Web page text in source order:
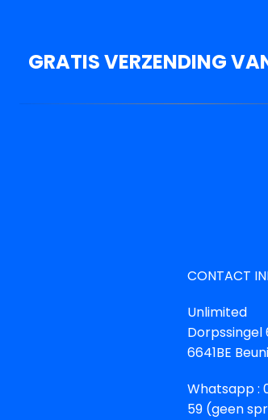
GRATIS VERZENDING
CONTACT
Unlimited
Dorpssingel
6641BE
Whatsapp :
59 (geen